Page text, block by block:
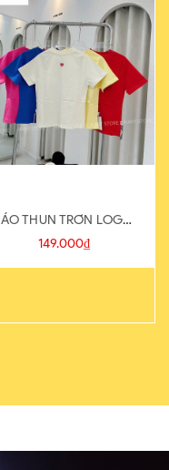
ÁO THUN TRƠN LOGO
SAU
149.000₫